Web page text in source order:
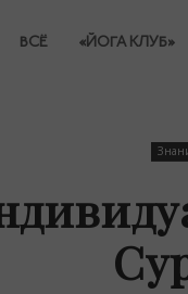
ВСЁ «ЙОГА КЛУБ»